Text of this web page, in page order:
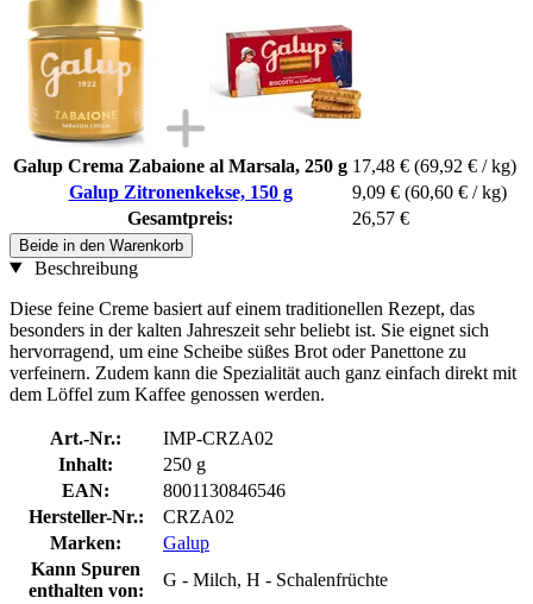
Galup Crema Zabaione al Marsala, 250 g 17,48 € (69,92 € / kg)
Galup Zitronenkekse, 150 g
9,09 € (60,60 € / kg)
Gesamtpreis:
26,57 €
Beide in den Warenkorb
Beschreibung
Diese feine Creme basiert auf einem traditionellen Rezept, das
besonders in der kalten Jahreszeit sehr beliebt ist. Sie eignet sich
hervorragend, um eine Scheibe süßes Brot oder Panettone zu
verfeinern. Zudem kann die Spezialität auch ganz einfach direkt mit
dem Löffel zum Kaffee genossen werden.
Art.-Nr.:
IMP-CRZA02
Inhalt:
250 g
EAN:
8001130846546
Hersteller-Nr.:
CRZA02
Marken:
Galup
Kann Spuren
enthalten von:
G - Milch, H - Schalenfrüchte